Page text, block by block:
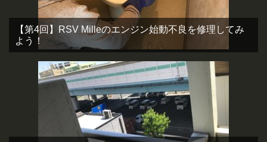
【第4回】RSV Milleのエンジン始動不良を修理してみ
よう！